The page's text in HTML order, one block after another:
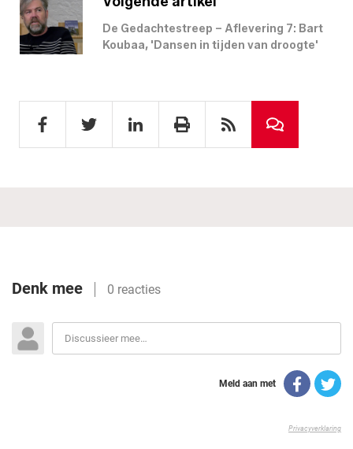
De Gedachtestreep – Aflevering 7: Bart
Koubaa, 'Dansen in tijden van droogte'